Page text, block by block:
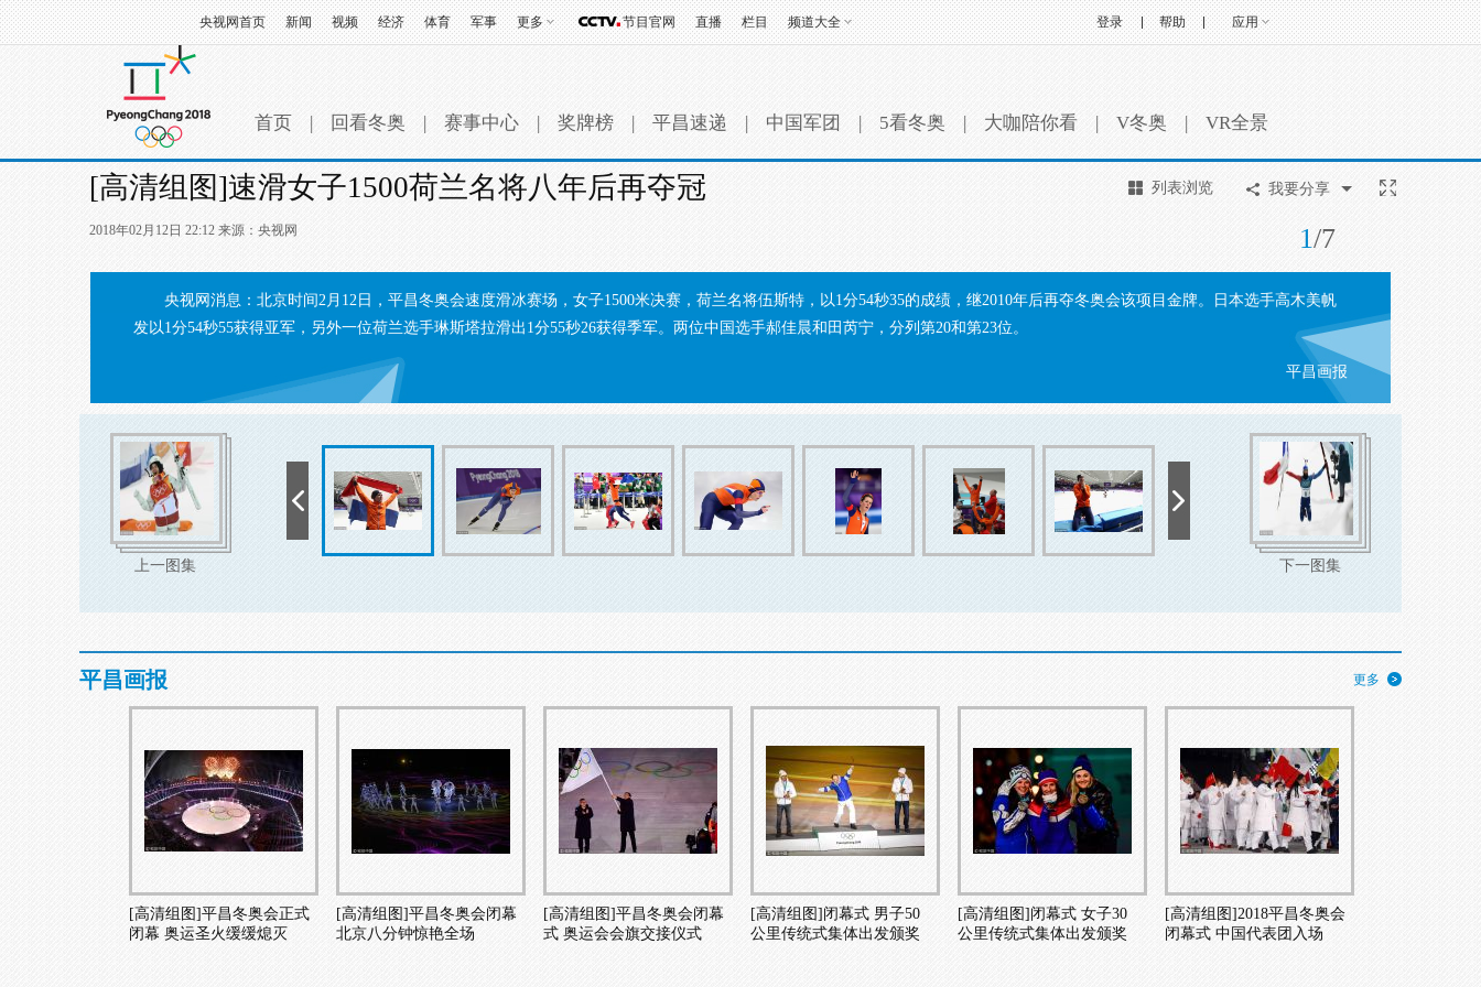
央视网首页 新闻 视频 经济 体育 军事 更多 节目官网 直播 栏目 频道大全 帮助 应用
登录
首页 | 回看冬奥 | 赛事中心 | 奖牌榜 | 平昌速递 | 中国军团 | 5看冬奥 | 大咖陪你看 | V冬奥 | VR全景
[高清组图]速滑女子1500荷兰名将八年后再夺冠
1/7
列表浏览 我要分享
2018年02月12日 22:12 来源： 央视网
央视网消息：北京时间2月12日，平昌冬奥会速度滑冰赛场，女子1500米决赛，荷兰名将伍斯特，以1分54秒35的成绩，继2010年后再夺冬奥会该项目金牌。日本选手高木美帆
发以1分54秒55获得亚军，另外一位荷兰选手琳斯塔拉滑出1分55秒26获得季军。两位中国选手郝佳晨和田芮宁，分列第20和第23位。
平昌画报
上一图集 下一图集
平昌画报 更多
[高清组图]平昌冬奥会正式
闭幕 奥运圣火缓缓熄灭
[高清组图]平昌冬奥会闭幕
北京八分钟惊艳全场
[高清组图]平昌冬奥会闭幕
式 奥运会会旗交接仪式
[高清组图]闭幕式 男子50
公里传统式集体出发颁奖
[高清组图]闭幕式 女子30
公里传统式集体出发颁奖
[高清组图]2018平昌冬奥会
闭幕式 中国代表团入场